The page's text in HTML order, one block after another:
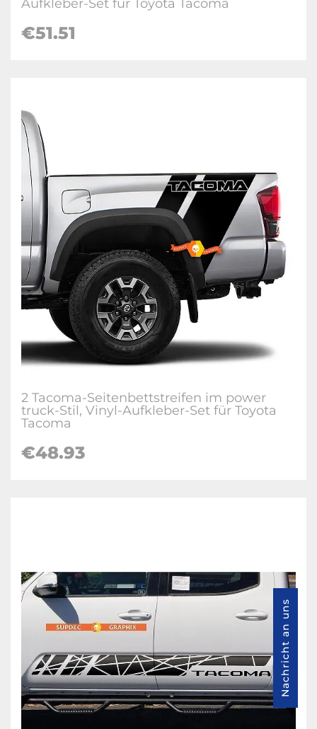
Aufkleber-Set für Toyota Tacoma
€51.51
2 Tacoma-Seitenbettstreifen im power
truck-Stil, Vinyl-Aufkleber-Set für Toyota
Tacoma
€48.93
Nachricht an uns